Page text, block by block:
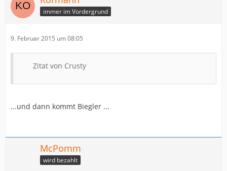
immer im Vordergrund
9. Februar 2015 um 08:05
Zitat von Crusty
...und dann kommt Biegler ...
McPomm
wird bezahlt